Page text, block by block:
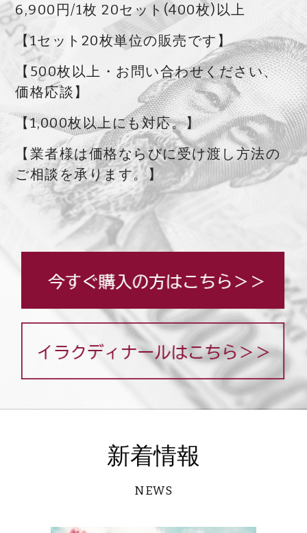
6,900円/1枚 20セット(400枚)以上
【1セット20枚単位の販売です】
【500枚以上・お問い合わせください、
価格応談】
【1,000枚以上にも対応。】
【業者様は価格ならびに受け渡し方法の
ご相談を承ります。】
新着情報
NEWS